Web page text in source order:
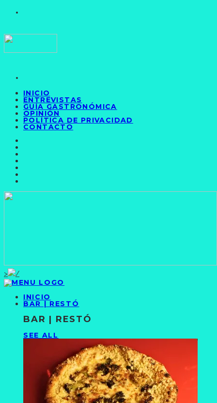
INICIO
ENTREVISTAS
GUÍA GASTRONÓMICA
OPINIÓN
POLÍTICA DE PRIVACIDAD
CONTACTO
>
INICIO
BAR | RESTÓ
BAR | RESTÓ
SEE ALL